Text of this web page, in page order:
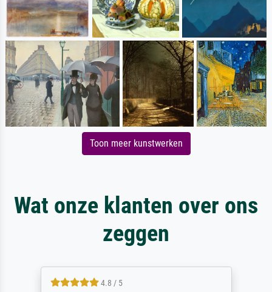
Toon meer kunstwerken
Wat onze klanten over ons
zeggen
4.8 / 5